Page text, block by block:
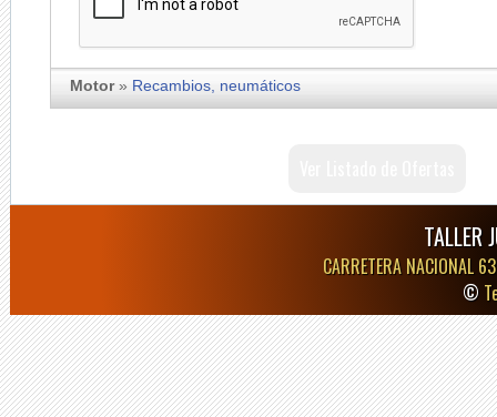
Motor» Recambios, neumáticos
TALLER
CARRETERA NACIONAL
©